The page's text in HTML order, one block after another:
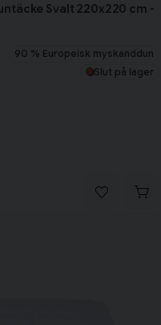
4 viktiga saker att ha i
Svalt 220x220 cm -
90 % Europeisk myskanddun
Slut på lager